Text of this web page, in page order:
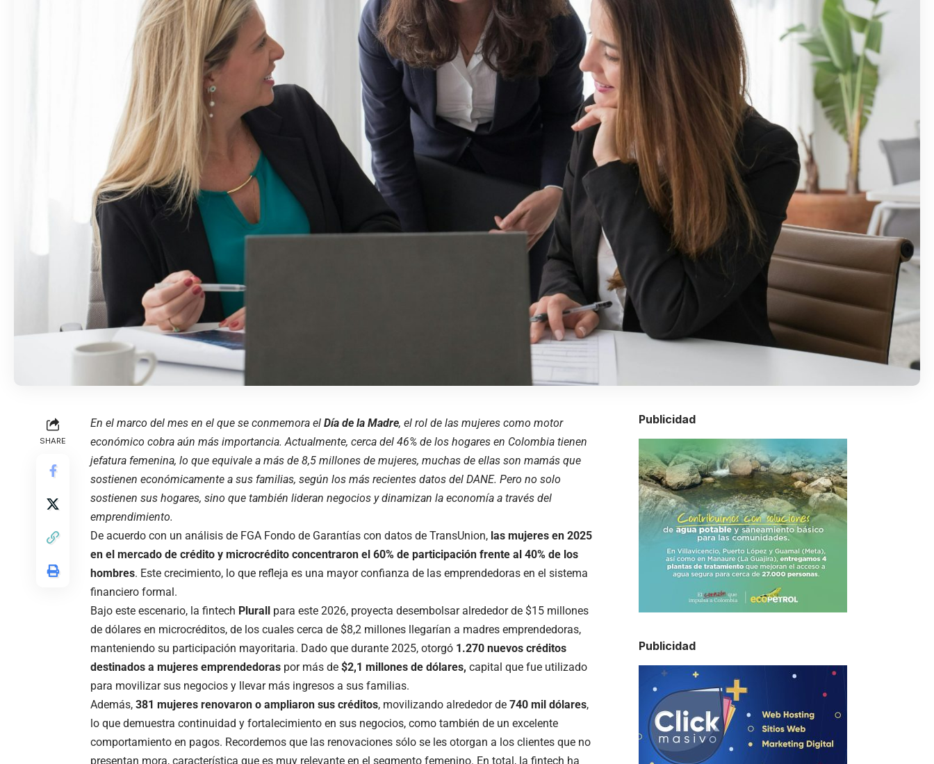
SHARE
En el marco del mes en el que se conmemora el Día de la Madre, el rol de las mujeres como motor
económico cobra aún más importancia. Actualmente, cerca del 46% de los hogares en Colombia tienen
jefatura femenina, lo que equivale a más de 8,5 millones de mujeres, muchas de ellas son mamás que
sostienen económicamente a sus familias, según los más recientes datos del DANE. Pero no solo
sostienen sus hogares, sino que también lideran negocios y dinamizan la economía a través del
emprendimiento.
De acuerdo con un análisis de FGA Fondo de Garantías con datos de TransUnion, las mujeres en 2025
en el mercado de crédito y microcrédito concentraron el 60% de participación frente al 40% de los
hombres. Este crecimiento, lo que refleja es una mayor confianza de las emprendedoras en el sistema
financiero formal.
Bajo este escenario, la fintech Plurall para este 2026, proyecta desembolsar alrededor de $15 millones
de dólares en microcréditos, de los cuales cerca de $8,2 millones llegarían a madres emprendedoras,
manteniendo su participación mayoritaria. Dado que durante 2025, otorgó 1.270 nuevos créditos
destinados a mujeres emprendedoras por más de $2,1 millones de dólares, capital que fue utilizado
para movilizar sus negocios y llevar más ingresos a sus familias.
Además, 381 mujeres renovaron o ampliaron sus créditos, movilizando alrededor de 740 mil dólares,
lo que demuestra continuidad y fortalecimiento en sus negocios, como también de un excelente
comportamiento en pagos. Recordemos que las renovaciones sólo se les otorgan a los clientes que no
presentan mora, característica que es muy relevante en el segmento femenino. En total, la fintech ha
Publicidad
Publicidad